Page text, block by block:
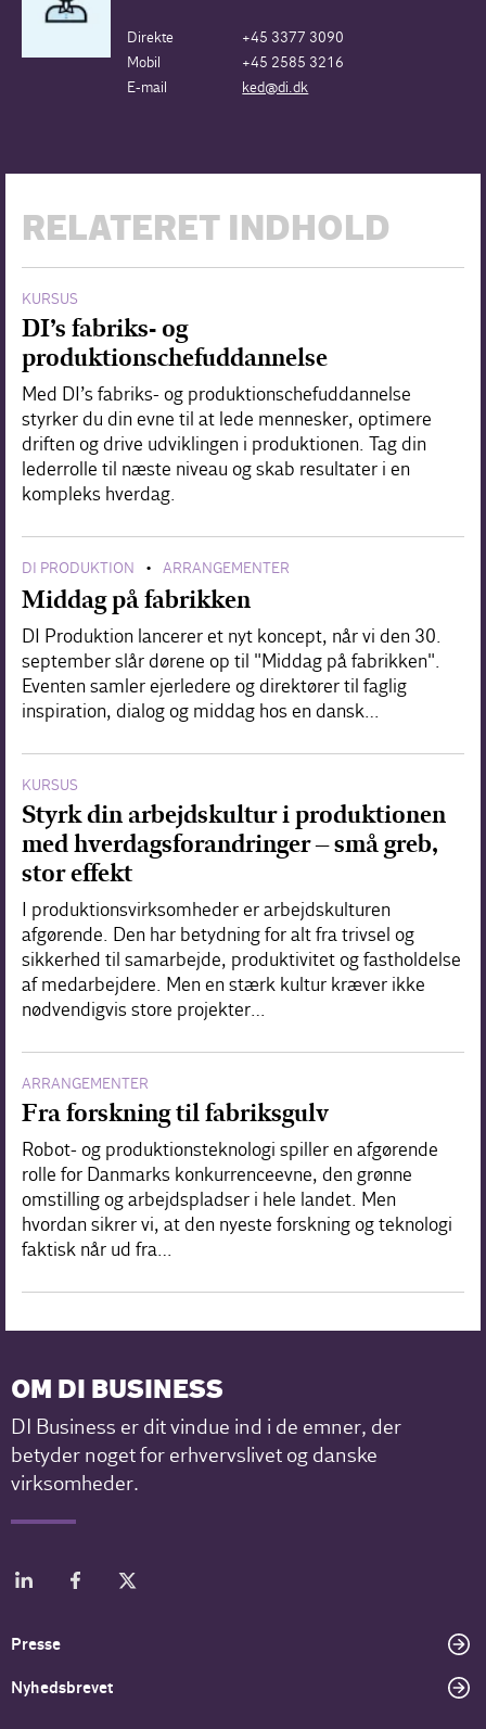
Direkte
+45 3377 3090
Mobil
+45 2585 3216
E-mail
ked@di.dk
RELATERET INDHOLD
KURSUS
DI’s fabriks- og
produktionschefuddannelse
Med DI’s fabriks- og produktionschefuddannelse
styrker du din evne til at lede mennesker, optimere
driften og drive udviklingen i produktionen. Tag din
lederrolle til næste niveau og skab resultater i en
kompleks hverdag.
DI PRODUKTION • ARRANGEMENTER
Middag på fabrikken
DI Produktion lancerer et nyt koncept, når vi den 30.
september slår dørene op til "Middag på fabrikken".
Eventen samler ejerledere og direktører til faglig
inspiration, dialog og middag hos en dansk…
KURSUS
Styrk din arbejdskultur i produktionen
med hverdagsforandringer – små greb,
stor effekt
I produktionsvirksomheder er arbejdskulturen
afgørende. Den har betydning for alt fra trivsel og
sikkerhed til samarbejde, produktivitet og fastholdelse
af medarbejdere. Men en stærk kultur kræver ikke
nødvendigvis store projekter…
ARRANGEMENTER
Fra forskning til fabriksgulv
Robot- og produktionsteknologi spiller en afgørende
rolle for Danmarks konkurrenceevne, den grønne
omstilling og arbejdspladser i hele landet. Men
hvordan sikrer vi, at den nyeste forskning og teknologi
faktisk når ud fra…
OM DI BUSINESS
DI Business er dit vindue ind i de emner, der
betyder noget for erhvervslivet og danske
virksomheder.
Presse
Nyhedsbrevet